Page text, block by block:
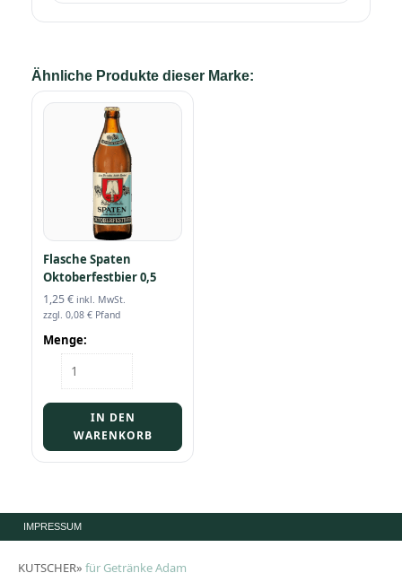
Ähnliche Produkte dieser Marke:
Flasche Spaten
Oktoberfestbier 0,5
1,25€ inkl. MwSt.
zzgl. 0,08 € Pfand
Menge:
Flasche
Spaten
Menge
IN DEN
WARENKORB
IMPRESSUM
KUTSCHER» für Getränke Adam